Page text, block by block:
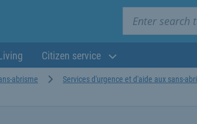
Citizen service
abrisme
Services d'urgence et d'aide aux sans-abri